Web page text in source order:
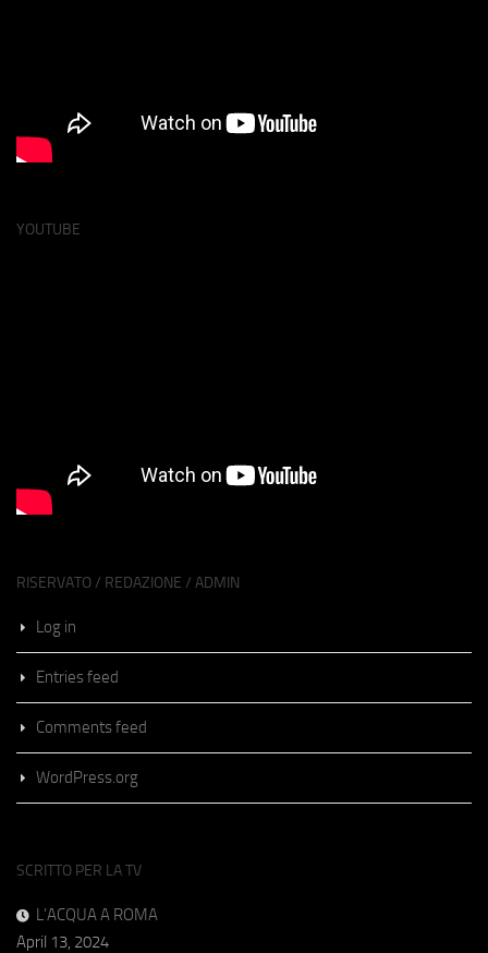
YOUTUBE
RISERVATO / REDAZIONE / ADMIN
Log in
Entries feed
Comments feed
WordPress.org
SCRITTO PER LA TV
L’ACQUA A ROMA
April 13, 2024